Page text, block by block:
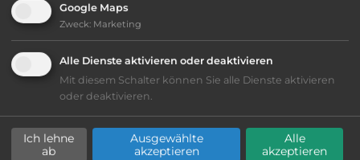
Lage: schön
Geräuschkulisse: überwiegend ruhig
Reservierung nicht möglich
kiesig, harter Grund
Google Maps
Zweck: Marketing
Alle Dienste aktivieren oder deaktivieren
Mit diesem Schalter können Sie alle Dienste aktivieren
oder deaktivieren.
Ich lehne
ab
Ausgewählte
akzeptieren
Alle
akzeptieren